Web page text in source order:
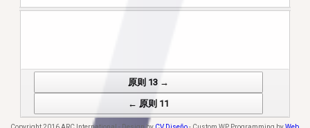
Post navigation原则 13 →
← 原则 11